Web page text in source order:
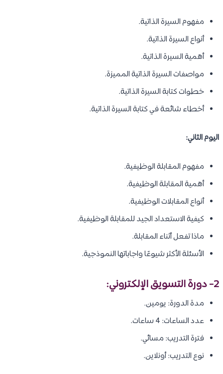
مفهوم السيرة الذاتية.
أنواع السيرة الذاتية.
أهمية السيرة الذاتية.
مواصفات السيرة الذاتية المميزة.
خطوات كتابة السيرة الذاتية.
أخطاء شائعة في كتابة السيرة الذاتية.
اليوم الثاني:
مفهوم المقابلة الوظيفية.
أهمية المقابلة الوظيفية.
أنواع المقابلات الوظيفية.
كيفية الاستعداد الجيد للمقابلة الوظيفية.
ماذا تفعل أثناء المقابلة.
الأسئلة الأكثر شيوعًا واجاباتها النموذجية.
2- دورة التسويق الإلكتروني:
مدة الدورة: يومين.
عدد الساعات: 4 ساعات.
فترة التدريب: مسائي.
نوع التدريب: أونلاين.